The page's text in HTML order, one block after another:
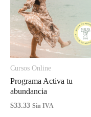
Cursos Online
Programa Activa tu
abundancia
$33.33 Sin IVA